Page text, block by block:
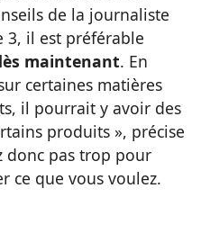
de la journaliste
3, il est préférable
maintenant. En
certaines matières
il pourrait y avoir des
produits », précise
donc pas trop pour
ce que vous voulez.